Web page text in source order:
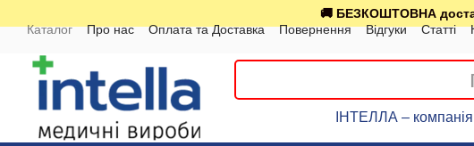
🚚 БЕЗКОШТОВНА
Каталог
Про нас Оплата та Доставка Повернення Відгуки Статті
ІНТЕЛЛА –